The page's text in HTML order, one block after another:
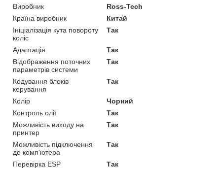
Виробник
Ross-Tech
Країна виробник
Китай
Ініціалізація кута повороту
коліс
Так
Адаптація
Так
Відображення поточних
параметрів системи
Так
Кодування блоків
керування
Так
Колір
Чорний
Контроль олії
Так
Можливість виходу на
принтер
Так
Можливість підключення
до комп'ютера
Так
Перевірка ESP
Так